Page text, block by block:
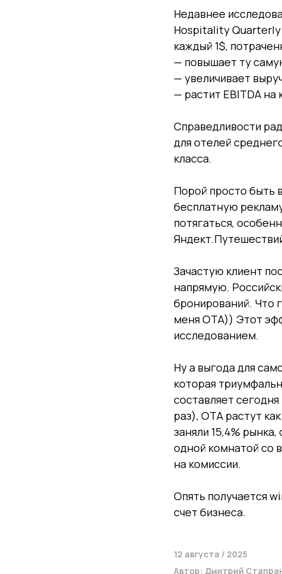
Недавнее
Hospitality Quarterly
каждый 1$,
— повышает ту
— увеличивает
— растит EBITDA на
Справедливости
для отелей
класса.
Порой просто быть
бесплатную
потягаться,
Зачастую клиент
напрямую.
бронирований. Что
меня ОТА)) Этот
исследованием.
Ну а выгода для
которая
составляет
раз), ОТА растут
заняли 15,4%
одной комнатой со
на комиссии.
Опять получается
счет бизнеса.
12 августа / 2025
Автор: Дмитрий